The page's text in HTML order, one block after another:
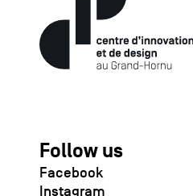
Follow us
Facebook
Instagram